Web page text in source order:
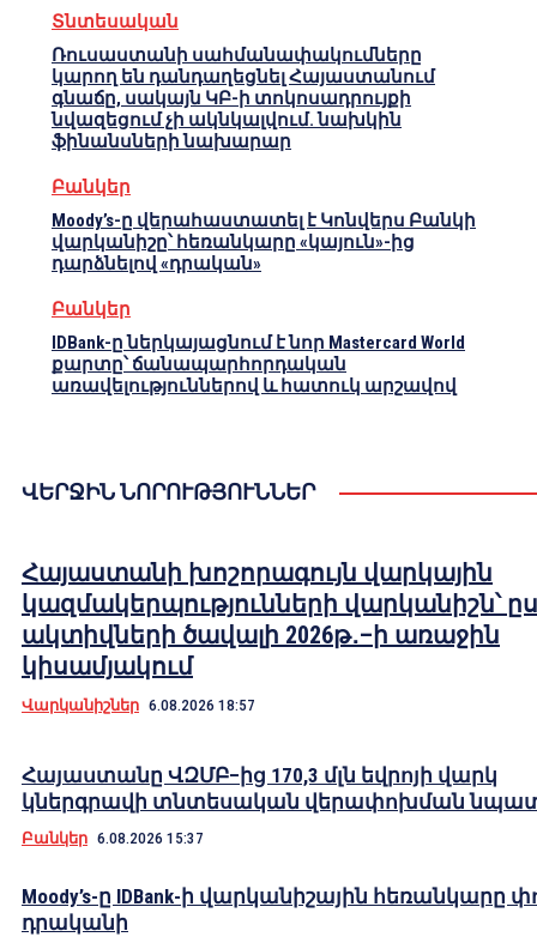
Տնտեսական
Ռուսաստանի սահմանափակումները
կարող են դանդաղեցնել Հայաստանում
գնաճը, սակայն ԿԲ-ի տոկոսադրույքի
նվազեցում չի ակնկալվում. նախկին
ֆինանսների նախարար
Բանկեր
Moody’s-ը վերահաստատել է Կոնվերս Բանկի
վարկանիշը՝ հեռանկարը «կայուն»-ից
դարձնելով «դրական»
Բանկեր
IDBank-ը ներկայացնում է նոր Mastercard World
քարտը՝ ճանապարհորդական
առավելություններով և հատուկ արշավով
ՎԵՐՋԻՆ ՆՈՐՈՒԹՅՈՒՆՆԵՐ
Հայաստանի խոշորագույն վարկային
կազմակերպությունների վարկանիշն՝
ակտիվների ծավալի 2026թ․–ի առաջին
կիսամյակում
Վարկանիշներ 6.08.2026 18:57
Հայաստանը ՎԶՄԲ–ից 170,3 մլն եվրոյի վարկ
կներգրավի տնտեսական վերափոխման
Բանկեր 6.08.2026 15:37
Moody’s-ը IDBank-ի վարկանիշային հեռանկարը
դրականի